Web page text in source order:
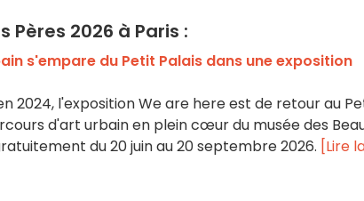
2026 à Paris :
s'empare du Petit Palais dans une exposition
2024, l'exposition We are here est de retour au
d'art urbain en plein cœur du musée des
du 20 juin au 20 septembre 2026. [Lire